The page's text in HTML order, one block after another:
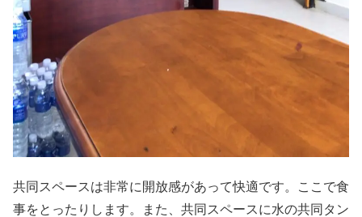
共同スペースは非常に開放感があって快適です。ここで食
事をとったりします。また、共同スペースに水の共同タン